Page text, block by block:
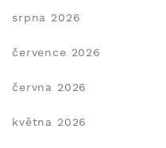
srpna 2026
července 2026
června 2026
května 2026